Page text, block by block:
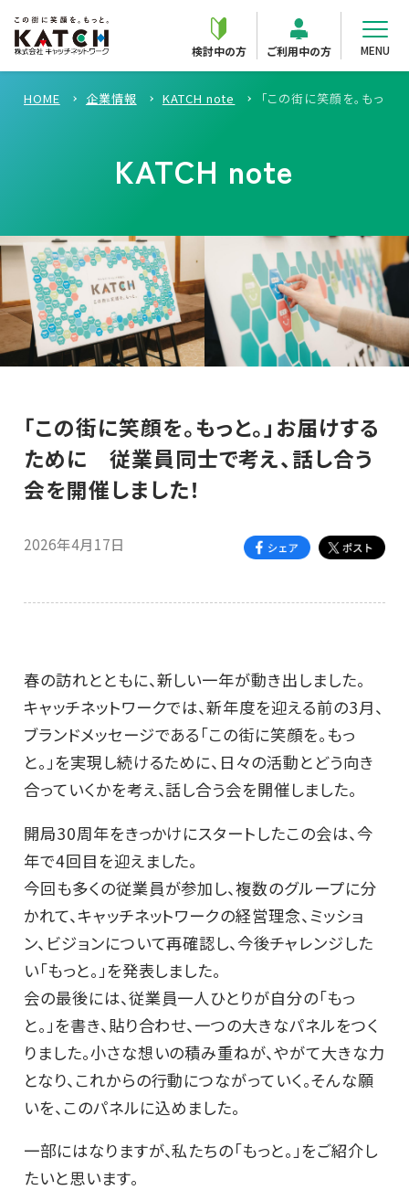
検討中の方 ご利用中の方 MENU
HOME 企業情報 KATCH note 「この街に笑顔を。もっと
KATCH note
「この街に笑顔を。もっと。」お届けする
ために 従業員同士で考え、話し合う
会を開催しました！
2026年4月17日
春の訪れとともに、新しい一年が動き出しました。
キャッチネットワークでは、新年度を迎える前の3月、
ブランドメッセージである「この街に笑顔を。もっ
と。」を実現し続けるために、日々の活動とどう向き
合っていくかを考え、話し合う会を開催しました。
開局30周年をきっかけにスタートしたこの会は、今
年で4回目を迎えました。
今回も多くの従業員が参加し、複数のグループに分
かれて、キャッチネットワークの経営理念、ミッショ
ン、ビジョンについて再確認し、今後チャレンジした
い「もっと。」を発表しました。
会の最後には、従業員一人ひとりが自分の「もっ
と。」を書き、貼り合わせ、一つの大きなパネルをつく
りました。小さな想いの積み重ねが、やがて大きな力
となり、これからの行動につながっていく。そんな願
いを、このパネルに込めました。
一部にはなりますが、私たちの「もっと。」をご紹介し
たいと思います。